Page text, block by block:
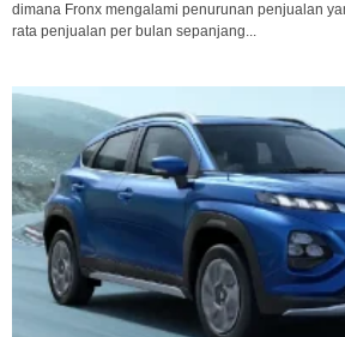
dimana Fronx mengalami penurunan penjualan
rata penjualan per bulan sepanjang...